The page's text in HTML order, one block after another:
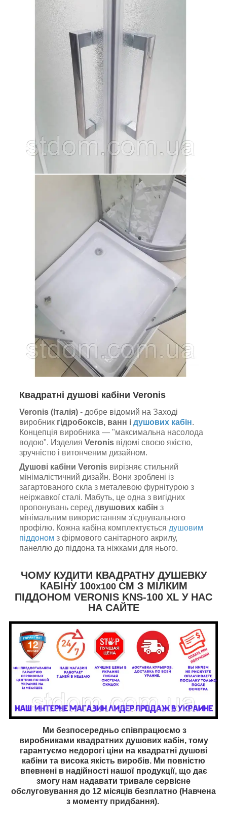
Квадратні душові кабіни Veronis
Veronis (Італія) - добре відомий на Заході
виробник гідробоксів, ванн і душових кабін.
Концепція виробника — "максимальна насолода
водою". Изделия Veronis відомі своєю якістю,
зручністю і витонченим дизайном.
Душові кабіни Veronis вирізняє стильний
мінімалістичний дизайн. Вони зроблені із
загартованого скла з металевою фурнітурою з
неіржавкої сталі. Мабуть, це одна з вигідних
пропонувань серед двушових кабін з
мінімальним використанням з'єднувального
профілю. Кожна кабіна комплектується душовим
піддоном з фірмового санітарного акрилу,
панеллю до піддона та ніжками для нього.
ЧОМУ КУДИТИ КВАДРАТНУ ДУШЕВКУ
КАБІНУ 100х100 СМ З МІЛКИМ
ПІДДОНОМ VERONIS KNS-100 XL У НАС
НА САЙТЕ
Ми безпосередньо співпрацюємо з
виробниками квадратних душових кабін, тому
гарантуємо недорогі ціни на квадратні душові
кабіни та висока якість виробів. Ми повністю
впевнені в надійності нашої продукції, що дає
змогу нам надавати тривале сервісне
обслуговування до 12 місяців безплатно (Навчена
з моменту придбання).